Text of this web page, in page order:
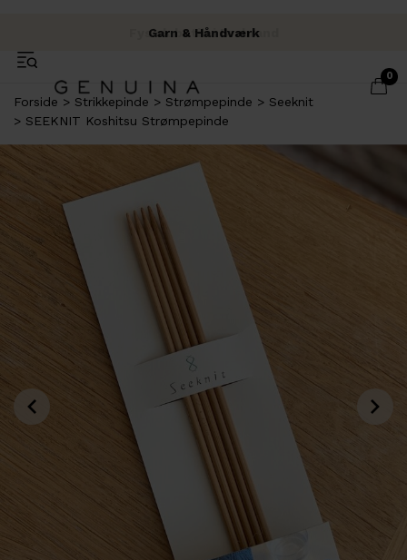
Fri fragt over 500 kr.
Fysisk butik i Brabrand
Garn & Håndværk
0
Forside Strikkepinde Strømpepinde
Seeknit
SEEKNIT Koshitsu Strømpepinde